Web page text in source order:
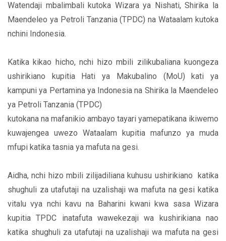
Watendaji mbalimbali kutoka Wizara ya Nishati, Shirika la
Maendeleo ya Petroli Tanzania (TPDC) na Wataalam kutoka
nchini Indonesia.
Katika kikao hicho, nchi hizo mbili zilikubaliana kuongeza
ushirikiano kupitia Hati ya Makubalino (MoU) kati ya
kampuni ya Pertamina ya Indonesia na Shirika la Maendeleo
ya Petroli Tanzania (TPDC)
kutokana na mafanikio ambayo tayari yamepatikana ikiwemo
kuwajengea uwezo Wataalam kupitia mafunzo ya muda
mfupi katika tasnia ya mafuta na gesi.
Aidha, nchi hizo mbili zilijadiliana kuhusu ushirikiano katika
shughuli za utafutaji na uzalishaji wa mafuta na gesi katika
vitalu vya nchi kavu na Baharini kwani kwa sasa Wizara
kupitia TPDC inatafuta wawekezaji wa kushirikiana nao
katika shughuli za utafutaji na uzalishaji wa mafuta na gesi